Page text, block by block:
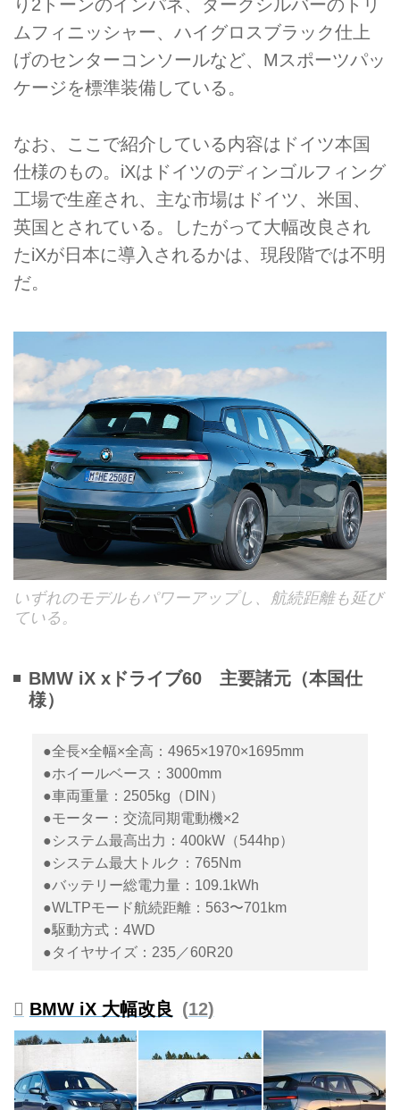
り2トーンのインパネ、ダークシルバーのトリ
ムフィニッシャー、ハイグロスブラック仕上
げのセンターコンソールなど、Mスポーツパッ
ケージを標準装備している。
なお、ここで紹介している内容はドイツ本国
仕様のもの。iXはドイツのディンゴルフィング
工場で生産され、主な市場はドイツ、米国、
英国とされている。したがって大幅改良され
たiXが日本に導入されるかは、現段階では不明
だ。
いずれのモデルもパワーアップし、航続距離も延び
ている。
BMW iX xドライブ60 主要諸元（本国仕
様）
●全長×全幅×全高：4965×1970×1695mm
●ホイールベース：3000mm
●車両重量：2505kg（DIN）
●モーター：交流同期電動機×2
●システム最高出力：400kW（544hp）
●システム最大トルク：765Nm
●バッテリー総電力量：109.1kWh
●WLTPモード航続距離：563〜701km
●駆動方式：4WD
●タイヤサイズ：235／60R20
BMW iX 大幅改良 12